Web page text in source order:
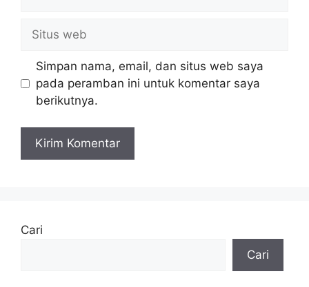
Situs
web
Simpan nama, email, dan situs web saya
pada peramban ini untuk komentar saya
berikutnya.
Cari
Cari